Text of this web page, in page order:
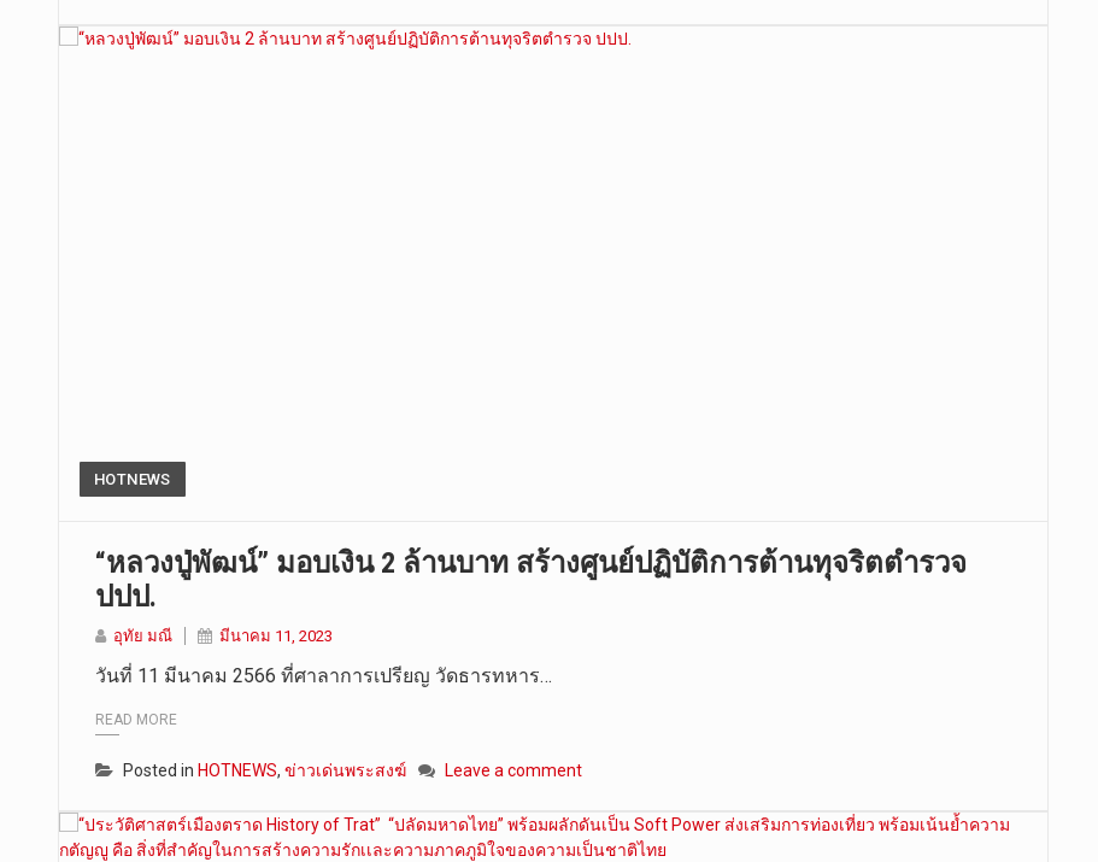
HOTNEWS
“หลวงปู่พัฒน์” มอบเงิน 2 ล้านบาท สร้างศูนย์ปฏิบัติการต้านทุจริตตำรวจ
ปปป.
อุทัย มณี มีนาคม 11, 2023
วันที่ 11 มีนาคม 2566 ที่ศาลาการเปรียญ วัดธารทหาร…
READ MORE
Posted in HOTNEWS, ข่าวเด่นพระสงฆ์ Leave a comment